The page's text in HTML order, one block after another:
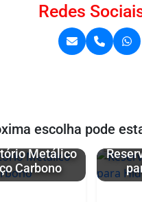
Redes
escolha pode
Metálico
Carbono